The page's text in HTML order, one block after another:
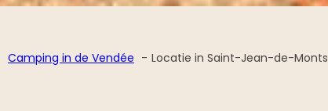
Camping in de Vendée Locatie in Saint-Jean-de-Monts